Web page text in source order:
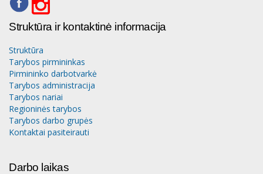
Struktūra ir kontaktinė informacija
Struktūra
Tarybos pirmininkas
Pirmininko darbotvarkė
Tarybos administracija
Tarybos nariai
Regioninės tarybos
Tarybos darbo grupės
Kontaktai pasiteirauti
Darbo laikas